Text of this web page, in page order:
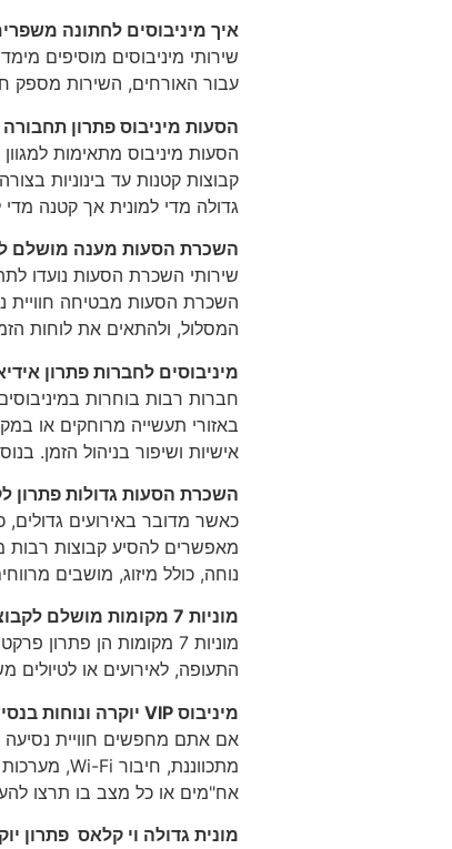
איך מיניבוסים לחתונה
שירותי מיניבוסים מוסיפים
עבור האורחים, השירות מספק
הסעות מיניבוס פתרון תחבורה
הסעות מיניבוס מתאימות
קבוצות קטנות עד בינוניות
גדולה מדי למונית אך קטנה
השכרת הסעות מענה מושלם
שירותי השכרת הסעות נועדו
השכרת הסעות מבטיחה חוויית
המסלול, ולהתאים את לוחות
מיניבוסים לחברות פתרון
חברות רבות בוחרות
באזורי תעשייה מרוחקים או
אישיות ושיפור בניהול הזמן.
השכרת הסעות גדולות פתרון
כאשר מדובר באירועים
מאפשרים להסיע קבוצות רבות
נוחה, כולל מיזוג, מושבים
מוניות 7 מקומות מושלם לקבוצות קטנות:
מוניות 7 מקומות הן
התעופה, לאירועים או לטיולים משפחתיים. מוניות 7 מקומות מספקות מרחב ונוחות,
מיניבוס VIP יוקרה ונוחות בנסיעה:
אח"מים או כל מצב בו תרצו
מונית גדולה וי קלאס פתרון